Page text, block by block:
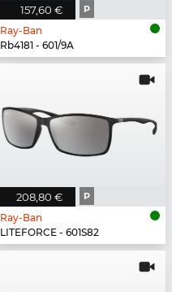
157,60 € P
Ray-Ban
Rb4181 - 601/9A
208,80 € P
Ray-Ban
LITEFORCE - 601S82